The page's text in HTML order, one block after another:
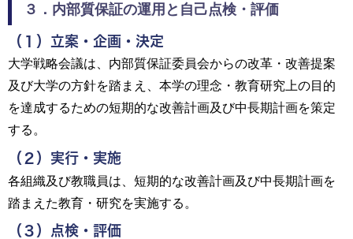
３．内部質保証の運用と自己点検・評価
（１）立案・企画・決定
大学戦略会議は、内部質保証委員会からの改革・改善提案
及び大学の方針を踏まえ、本学の理念・教育研究上の目的
を達成するための短期的な改善計画及び中長期計画を策定
する。
（２）実行・実施
各組織及び教職員は、短期的な改善計画及び中長期計画を
踏まえた教育・研究を実施する。
（３）点検・評価